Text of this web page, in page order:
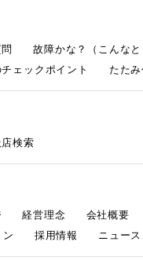
故障かな？（こんなと
ェックポイント たた
検索
経営理念 会社概要
採用情報 ニュー